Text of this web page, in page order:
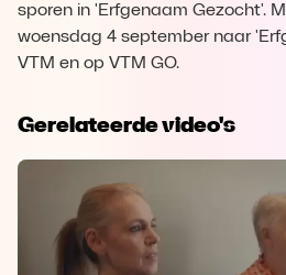
sporen in 'Erfgenaam Gezocht'.
woensdag 4 september naar
VTM en op VTM GO.
Gerelateerde video's